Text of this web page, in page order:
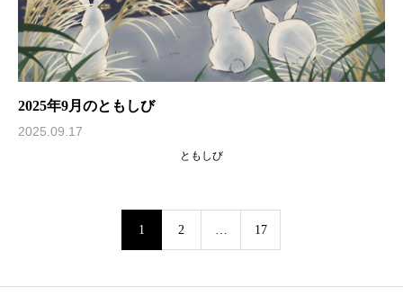
2025年9月のともしび
2025.09.17
ともしび
1 2 … 17